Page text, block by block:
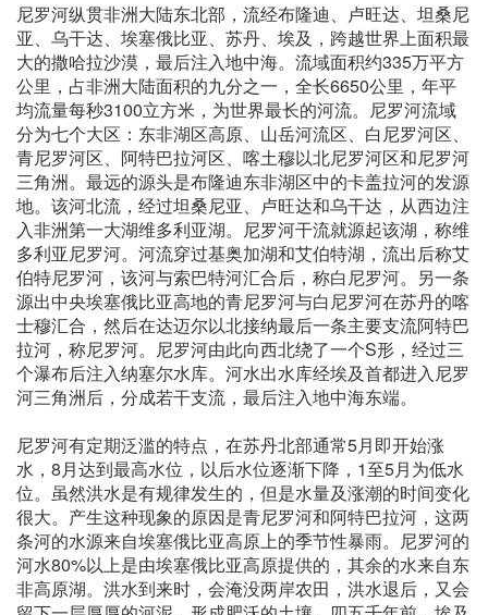
尼罗河纵贯非洲大陆东北部，流经布隆迪、卢旺达、坦桑尼
亚、乌干达、埃塞俄比亚、苏丹、埃及，跨越世界上面积最
大的撒哈拉沙漠，最后注入地中海。流域面积约335万平方
公里，占非洲大陆面积的九分之一，全长6650公里，年平
均流量每秒3100立方米，为世界最长的河流。尼罗河流域
分为七个大区：东非湖区高原、山岳河流区、白尼罗河区、
青尼罗河区、阿特巴拉河区、喀土穆以北尼罗河区和尼罗河
三角洲。最远的源头是布隆迪东非湖区中的卡盖拉河的发源
地。该河北流，经过坦桑尼亚、卢旺达和乌干达，从西边注
入非洲第一大湖维多利亚湖。尼罗河干流就源起该湖，称维
多利亚尼罗河。河流穿过基奥加湖和艾伯特湖，流出后称艾
伯特尼罗河，该河与索巴特河汇合后，称白尼罗河。另一条
源出中央埃塞俄比亚高地的青尼罗河与白尼罗河在苏丹的喀
士穆汇合，然后在达迈尔以北接纳最后一条主要支流阿特巴
拉河，称尼罗河。尼罗河由此向西北绕了一个S形，经过三
个瀑布后注入纳塞尔水库。河水出水库经埃及首都进入尼罗
河三角洲后，分成若干支流，最后注入地中海东端。
尼罗河有定期泛滥的特点，在苏丹北部通常5月即开始涨
水，8月达到最高水位，以后水位逐渐下降，1至5月为低水
位。虽然洪水是有规律发生的，但是水量及涨潮的时间变化
很大。产生这种现象的原因是青尼罗河和阿特巴拉河，这两
条河的水源来自埃塞俄比亚高原上的季节性暴雨。尼罗河的
河水80%以上是由埃塞俄比亚高原提供的，其余的水来自东
非高原湖。洪水到来时，会淹没两岸农田，洪水退后，又会